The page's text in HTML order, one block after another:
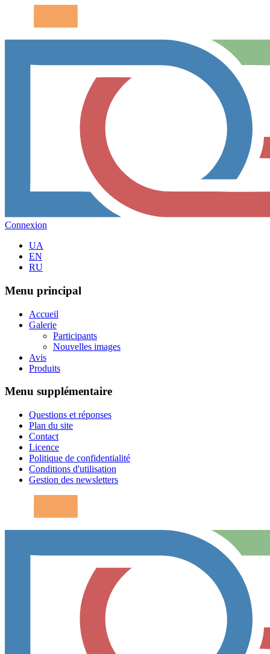
Connexion
UA
EN
RU
Menu principal
Accueil
Galerie
Participants
Nouvelles images
Avis
Produits
Menu supplémentaire
Questions et réponses
Plan du site
Contact
Licence
Politique de confidentialité
Conditions d'utilisation
Gestion des newsletters